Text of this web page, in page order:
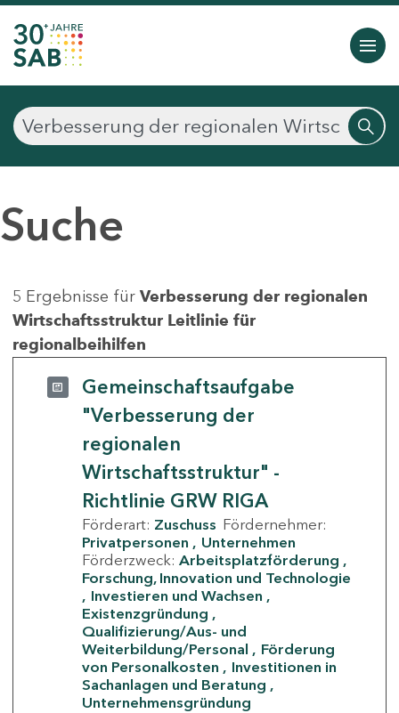
Suche
5 Ergebnisse für Verbesserung der regionalen
Wirtschaftsstruktur Leitlinie für
regionalbeihilfen
Gemeinschaftsaufgabe
"Verbesserung der
regionalen
Wirtschaftsstruktur" -
Richtlinie GRW RIGA
Förderart: Zuschuss Fördernehmer:
Privatpersonen
Unternehmen
Förderzweck: Arbeitsplatzförderung
Forschung, Innovation und Technologie
Investieren und Wachsen
Existenzgründung
Qualifizierung/Aus- und
Weiterbildung/Personal
Förderung
von Personalkosten
Investitionen in
Sachanlagen und Beratung
Unternehmensgründung